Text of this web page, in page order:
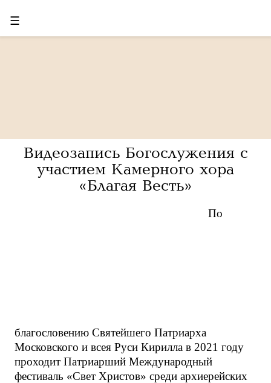
☰
Видеозапись Богослужения с
участием Камерного хора
«Благая Весть»
По
благословению Святейшего Патриарха
Московского и всея Руси Кирилла в 2021 году
проходит Патриарший Международный
фестиваль «Свет Христов» среди архиерейских